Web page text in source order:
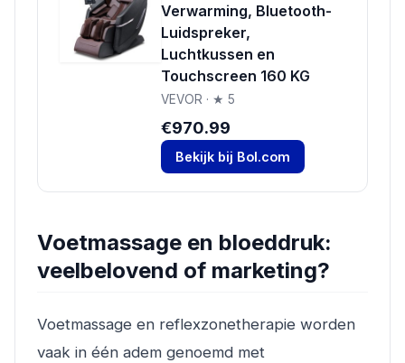
Verwarming, Bluetooth-
Luidspreker,
Luchtkussen en
Touchscreen 160 KG
VEVOR · ★ 5
€970.99
Bekijk bij Bol.com
Voetmassage en bloeddruk:
veelbelovend of marketing?
Voetmassage en reflexzonetherapie worden
vaak in één adem genoemd met